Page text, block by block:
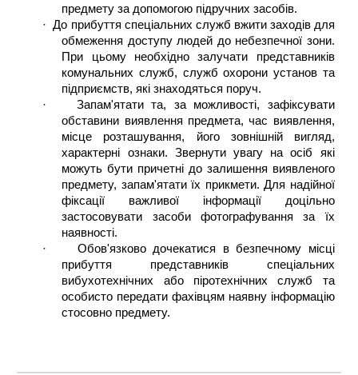
предмету за допомогою підручних засобів.
· До прибуття спеціальних служб вжити заходів для
обмеження доступу людей до небезпечної зони.
При цьому необхідно
залучати представників
комунальних служб, служб охорони установ та
підприємств, які знаходяться поруч.
·
Запам'ятати та, за можливості, зафіксувати
обставини виявлення предмета, час виявлення,
місце розташування, його
зовнішній вигляд,
характерні ознаки. Звернути увагу на осіб які
можуть бути причетні до залишення виявленого
предмету, запам'ятати їх прикмети. Для надійної
фіксації важливої інформації доцільно
застосовувати засоби фотографування за їх
наявності.
·
Обов'язково дочекатися в безпечному місці
прибуття представників спеціальних
вибухотехнічних або піротехнічних служб та
особисто передати фахівцям наявну інформацію
стосовно предмету.